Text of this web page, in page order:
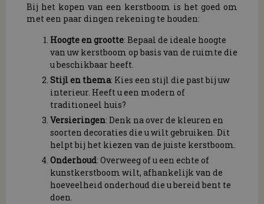
Bij het kopen van een kerstboom is het goed om
met een paar dingen rekening te houden:
Hoogte en grootte: Bepaal de ideale hoogte
van uw kerstboom op basis van de ruimte die
u beschikbaar heeft.
Stijl en thema: Kies een stijl die past bij uw
interieur. Heeft u een modern of
traditioneel huis?
Versieringen: Denk na over de kleuren en
soorten decoraties die u wilt gebruiken. Dit
helpt bij het kiezen van de juiste kerstboom.
Onderhoud: Overweeg of u een echte of
kunstkerstboom wilt, afhankelijk van de
hoeveelheid onderhoud die u bereid bent te
doen.